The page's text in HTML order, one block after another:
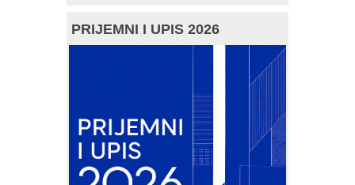
PRIJEMNI I UPIS 2026